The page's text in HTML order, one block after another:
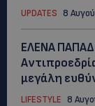
UPDATES 8
ΕΛΕΝΑ
μεγάλη
LIFESTYLE 8